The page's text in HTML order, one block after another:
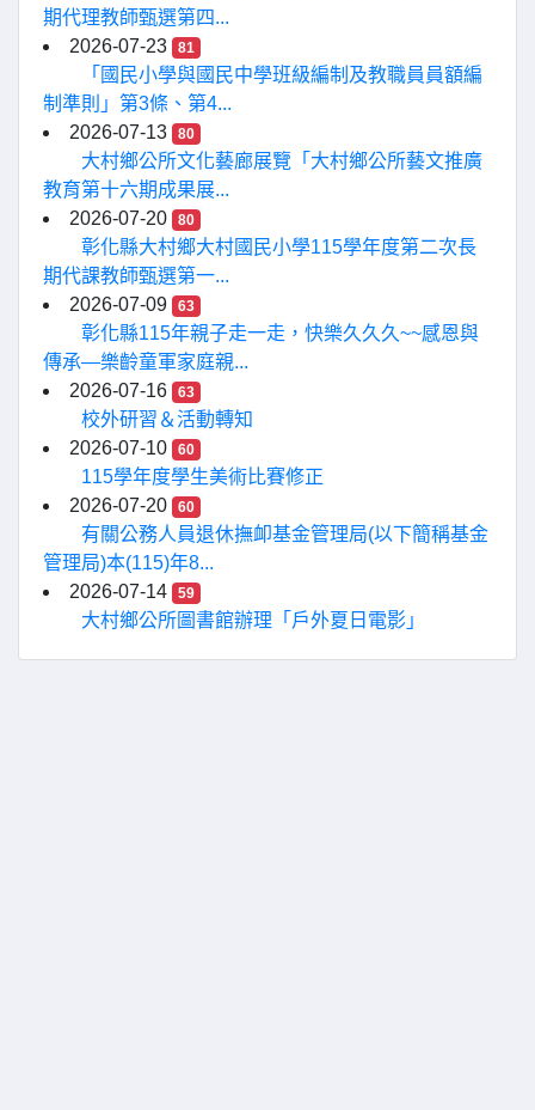
期代理教師甄選第四...
2026-07-23
81
「國民小學與國民中學班級編制及教職員員額編
制準則」第3條、第4...
2026-07-13
80
大村鄉公所文化藝廊展覽「大村鄉公所藝文推廣
教育第十六期成果展...
2026-07-20
80
彰化縣大村鄉大村國民小學115學年度第二次長
期代課教師甄選第一...
2026-07-09
63
彰化縣115年親子走一走，快樂久久久~~感恩與
傳承—樂齡童軍家庭親...
2026-07-16
63
校外研習＆活動轉知
2026-07-10
60
115學年度學生美術比賽修正
2026-07-20
60
有關公務人員退休撫卹基金管理局(以下簡稱基金
管理局)本(115)年8...
2026-07-14
59
大村鄉公所圖書館辦理「戶外夏日電影」